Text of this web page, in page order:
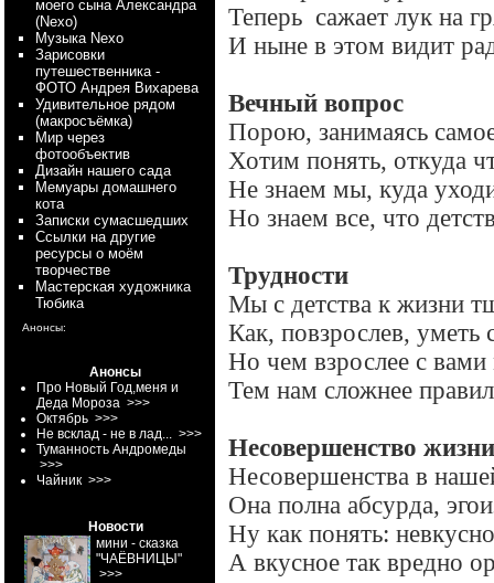
моего сына Александра
(Nexo)
Myзыка Nexo
Зарисовки
путешественника -
ФОТО Андрея Вихарева
Удивительное рядом
(макросъёмка)
Мир через
фотообъектив
Дизайн нашего сада
Мемуары домашнего
кота
Записки сумасшедших
Ссылки на другие
ресурсы о моём
творчестве
Мастерская художника
Тюбика
Анонсы:
Анонсы
Про Новый Год,меня и
Деда Мороза >>>
Октябрь >>>
Не всклад - не в лад... >>>
Туманность Андромеды
>>>
Чайник >>>
Новости
мини - сказка
"ЧАЁВНИЦЫ"
>>>
Теперь сажает лук на
И ныне в этом видит
Вечный вопрос
Порою, занимаясь
Хотим понять, откуда
Не знаем мы, куда
Но знаем все, что
Трудности
Мы с детства к жизни
Как, повзрослев, уметь
Но чем взрослее с
Тем нам сложнее
Несовершенство жизни
Несовершенства в
Она полна абсурда,
Ну как понять:
А вкусное так вредно